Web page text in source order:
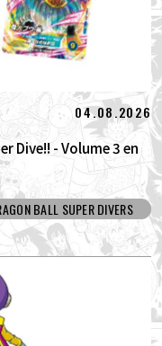
04.08.2026
Dive!! - Volume 3 en
BALL SUPER DIVERS